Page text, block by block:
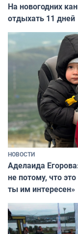
На новогодних
отдыхать 11 дней
НОВОСТИ
Аделаида
не потому, что
ты им интересен»